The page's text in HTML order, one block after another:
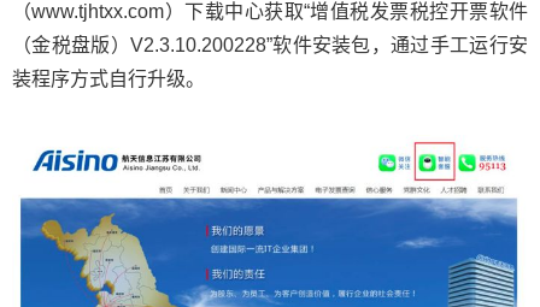
（www.tjhtxx.com）下载中心获取“增值税发票税控开票软件
（金税盘版）V2.3.10.200228”软件安装包，通过手工运行安
装程序方式自行升级。